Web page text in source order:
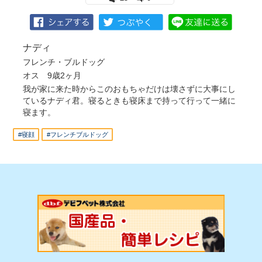
ナディ
フレンチ・ブルドッグ
オス 9歳2ヶ月
我が家に来た時からこのおもちゃだけは壊さずに大事にし
ているナディ君。寝るときも寝床まで持って行って一緒に
寝ます。
#寝顔 #フレンチブルドッグ